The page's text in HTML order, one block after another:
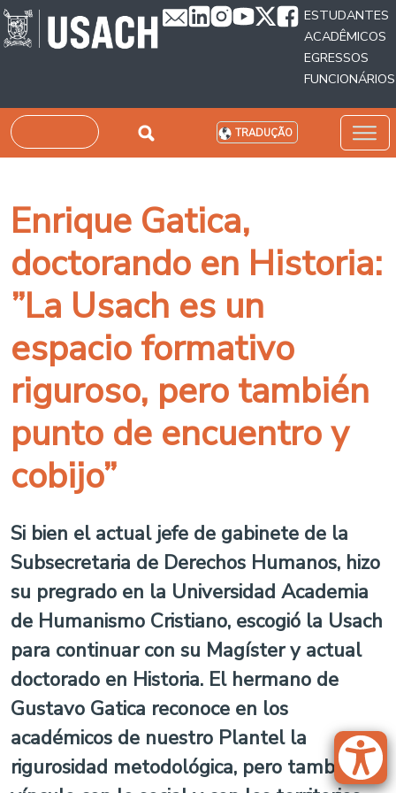
Passar para o conteúdo principal
ESTUDANTES
ACADÊMICOS
EGRESSOS
FUNCIONÁRIOS
Pesquisar TRADUÇÃO
Enrique Gatica,
doctorando en Historia:
”La Usach es un
espacio formativo
riguroso, pero también
punto de encuentro y
cobijo”
Si bien el actual jefe de gabinete de la
Subsecretaria de Derechos Humanos, hizo
su pregrado en la Universidad Academia
de Humanismo Cristiano, escogió la Usach
para continuar con su Magíster y actual
doctorado en Historia. El hermano de
Gustavo Gatica reconoce en los
académicos de nuestro Plantel la
rigurosidad metodológica, pero también el